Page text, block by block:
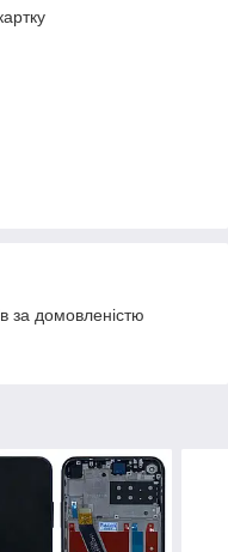
за домовленістю